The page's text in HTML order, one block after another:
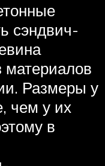
сэндвич-
материалов
Размеры у
чем у их
в